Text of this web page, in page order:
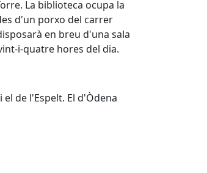
La biblioteca ocupa la
d'un porxo del carrer
en breu d'una sala
i-quatre hores del dia.
de l'Espelt. El d'Òdena